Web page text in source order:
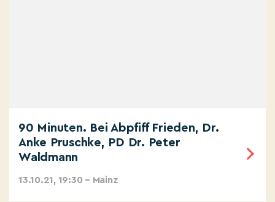
90 Minuten. Bei Abpfiff Frieden, Dr.
Anke Pruschke, PD Dr. Peter
Waldmann
13.10.21, 19:30 – Mainz